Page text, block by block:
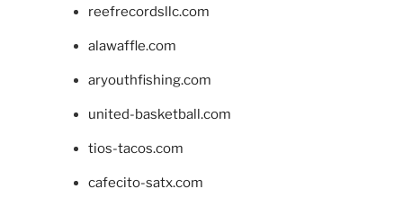
reefrecordsllc.com
alawaffle.com
aryouthfishing.com
united-basketball.com
tios-tacos.com
cafecito-satx.com